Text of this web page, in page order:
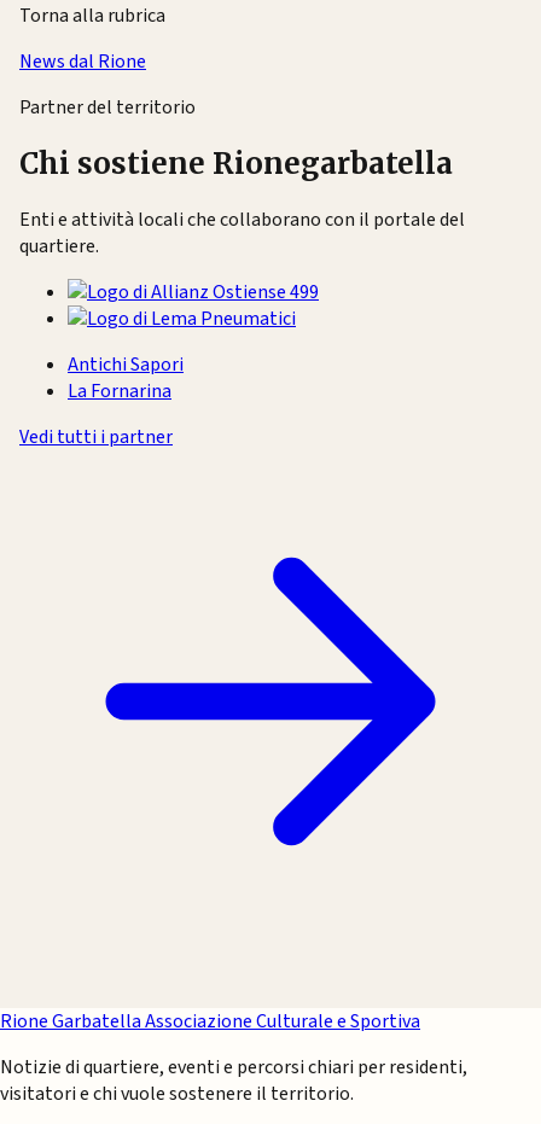
Torna alla rubrica
News dal Rione
Partner del territorio
Chi sostiene Rionegarbatella
Enti e attività locali che collaborano con il portale del
quartiere.
Antichi Sapori
La Fornarina
Vedi tutti i partner
Rione GarbatellaAssociazione Culturale e Sportiva
Notizie di quartiere, eventi e percorsi chiari per residenti,
visitatori e chi vuole sostenere il territorio.